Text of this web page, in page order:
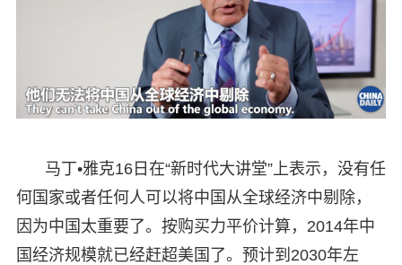
马丁•雅克16日在“新时代大讲堂”上表示，没有任
何国家或者任何人可以将中国从全球经济中剔除，
因为中国太重要了。按购买力平价计算，2014年中
国经济规模就已经赶超美国了。预计到2030年左